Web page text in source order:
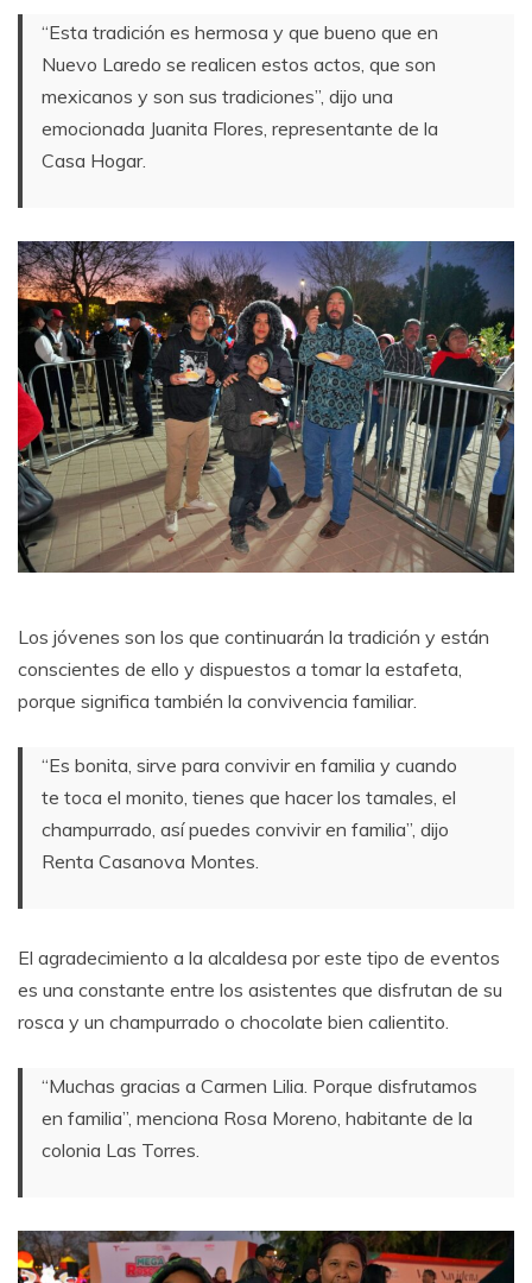
“Esta tradición es hermosa y que bueno que en
Nuevo Laredo se realicen estos actos, que son
mexicanos y son sus tradiciones”, dijo una
emocionada Juanita Flores, representante de la
Casa Hogar.
Los jóvenes son los que continuarán la tradición y están
conscientes de ello y dispuestos a tomar la estafeta,
porque significa también la convivencia familiar.
“Es bonita, sirve para convivir en familia y cuando
te toca el monito, tienes que hacer los tamales, el
champurrado, así puedes convivir en familia”, dijo
Renta Casanova Montes.
El agradecimiento a la alcaldesa por este tipo de eventos
es una constante entre los asistentes que disfrutan de su
rosca y un champurrado o chocolate bien calientito.
“Muchas gracias a Carmen Lilia. Porque disfrutamos
en familia”, menciona Rosa Moreno, habitante de la
colonia Las Torres.